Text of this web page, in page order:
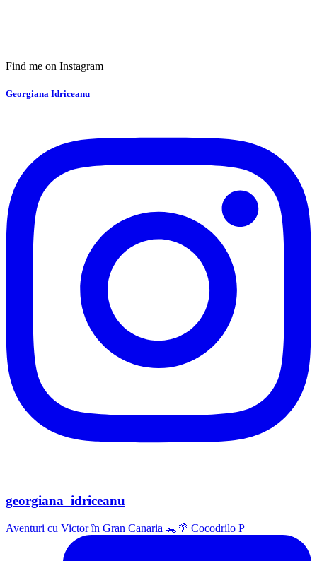
Find me on Instagram
Georgiana Idriceanu
georgiana_idriceanu
Aventuri cu Victor în Gran Canaria 🐊🌴 Cocodrilo P